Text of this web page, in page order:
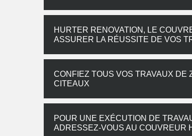
HURTER RENOVATION, LE
ASSURER LA RÉUSSITE DE VOS
CONFIEZ TOUS VOS TRAVAUX DE
CITEAUX
POUR UNE EXÉCUTION DE
ADRESSEZ-VOUS AU COUVREUR